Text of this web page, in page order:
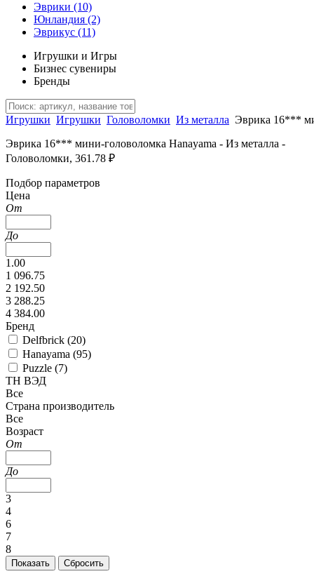
Эврики (10)
Юнландия (2)
Эврикус (11)
Игрушки и Игры
Бизнес сувениры
Бренды
Игрушки Игрушки Головоломки Из металла Эврика 16***
Эврика 16*** мини-головоломка Hanayama - Из металла -
Головоломки, 361.78 ₽
Подбор параметров
Цена
От
До
1.00
1 096.75
2 192.50
3 288.25
4 384.00
Бренд
Delfbrick (20)
Hanayama (95)
Puzzle (7)
ТН ВЭД
Все
Страна производитель
Все
Возраст
От
До
3
4
6
7
8